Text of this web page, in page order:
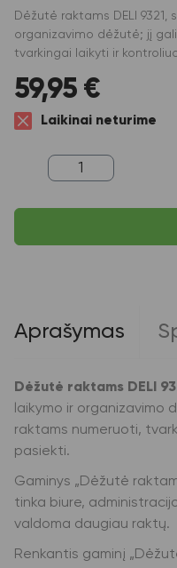
Dėžutė raktams DELI
organizavimo dėžutė; jį
tvarkingai laikyti ir
59,95 €
Laikinai neturime
produkto
kiekis:
raktams
9321,
Aprašymas
Dėžutė raktams DELI
laikymo ir organizavimo
raktams numeruoti,
pasiekti.
Gaminys „Dėžutė
tinka biure,
valdoma daugiau raktų.
Renkantis gaminį